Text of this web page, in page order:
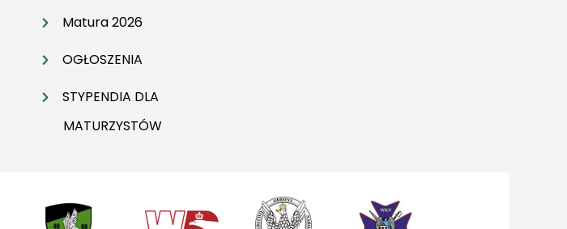
Matura 2026
OGŁOSZENIA
STYPENDIA DLA
MATURZYSTÓW